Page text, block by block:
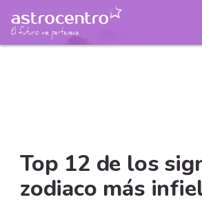
Top 12 de los
zodiaco más